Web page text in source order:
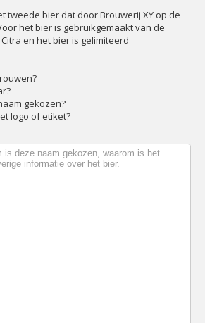
tweede bier dat door Brouwerij XY op de
het bier is gebruikgemaakt van de
en het bier is gelimiteerd
gekozen?
logo of etiket?